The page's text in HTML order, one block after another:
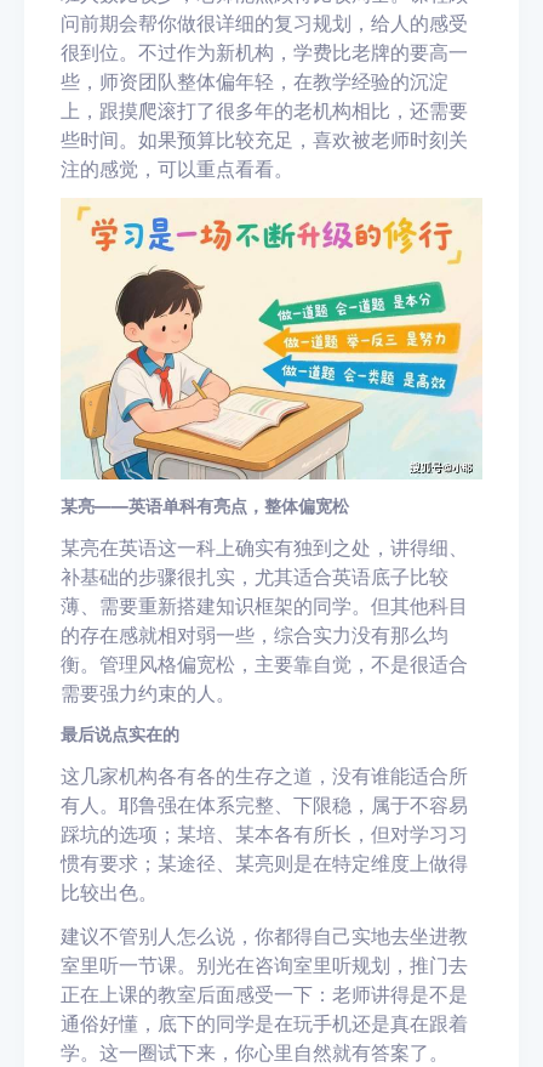
问前期会帮你做很详细的复习规划，给人的感受
很到位。不过作为新机构，学费比老牌的要高一
些，师资团队整体偏年轻，在教学经验的沉淀
上，跟摸爬滚打了很多年的老机构相比，还需要
些时间。如果预算比较充足，喜欢被老师时刻关
注的感觉，可以重点看看。
某亮——英语单科有亮点，整体偏宽松
某亮在英语这一科上确实有独到之处，讲得细、
补基础的步骤很扎实，尤其适合英语底子比较
薄、需要重新搭建知识框架的同学。但其他科目
的存在感就相对弱一些，综合实力没有那么均
衡。管理风格偏宽松，主要靠自觉，不是很适合
需要强力约束的人。
最后说点实在的
这几家机构各有各的生存之道，没有谁能适合所
有人。耶鲁强在体系完整、下限稳，属于不容易
踩坑的选项；某培、某本各有所长，但对学习习
惯有要求；某途径、某亮则是在特定维度上做得
比较出色。
建议不管别人怎么说，你都得自己实地去坐进教
室里听一节课。别光在咨询室里听规划，推门去
正在上课的教室后面感受一下：老师讲得是不是
通俗好懂，底下的同学是在玩手机还是真在跟着
学。这一圈试下来，你心里自然就有答案了。